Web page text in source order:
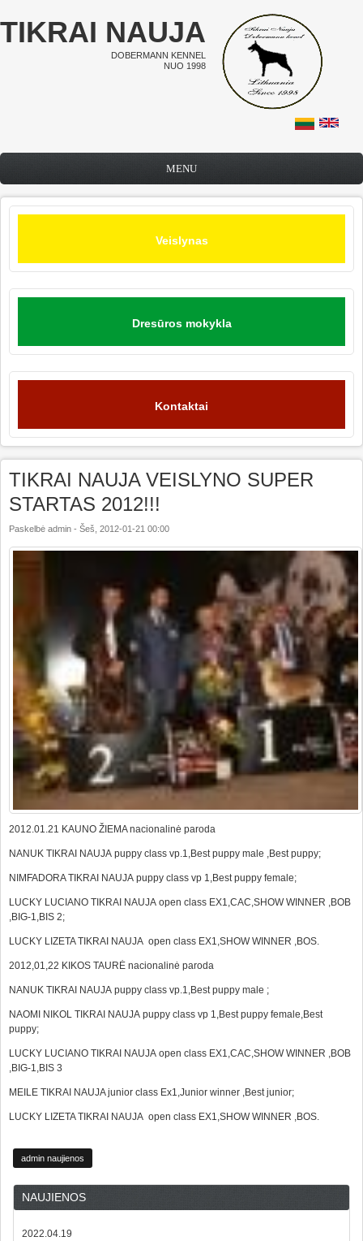
Pereiti į pagrindinį turinį
TIKRAI NAUJA
DOBERMANN KENNEL
NUO 1998
MENU
Veislynas
Dresūros mokykla
Kontaktai
TIKRAI NAUJA VEISLYNO SUPER
STARTAS 2012!!!
Paskelbė admin - Šeš, 2012-01-21 00:00
2012.01.21 KAUNO ŽIEMA nacionalinė paroda
NANUK TIKRAI NAUJA puppy class vp.1,Best puppy male ,Best puppy;
NIMFADORA TIKRAI NAUJA puppy class vp 1,Best puppy female;
LUCKY LUCIANO TIKRAI NAUJA open class EX1,CAC,SHOW WINNER ,BOB
,BIG-1,BIS 2;
LUCKY LIZETA TIKRAI NAUJA open class EX1,SHOW WINNER ,BOS.
2012,01,22 KIKOS TAURĖ nacionalinė paroda
NANUK TIKRAI NAUJA puppy class vp.1,Best puppy male ;
NAOMI NIKOL TIKRAI NAUJA puppy class vp 1,Best puppy female,Best
puppy;
LUCKY LUCIANO TIKRAI NAUJA open class EX1,CAC,SHOW WINNER ,BOB
,BIG-1,BIS 3
MEILE TIKRAI NAUJA junior class Ex1,Junior winner ,Best junior;
LUCKY LIZETA TIKRAI NAUJA open class EX1,SHOW WINNER ,BOS.
admin naujienos
NAUJIENOS
2022.04.19